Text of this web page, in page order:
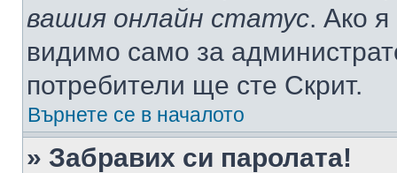
вашия онлайн статус. Ако
видимо само за
потребители ще сте Скрит.
Върнете се в началото
» Забравих си паролата!